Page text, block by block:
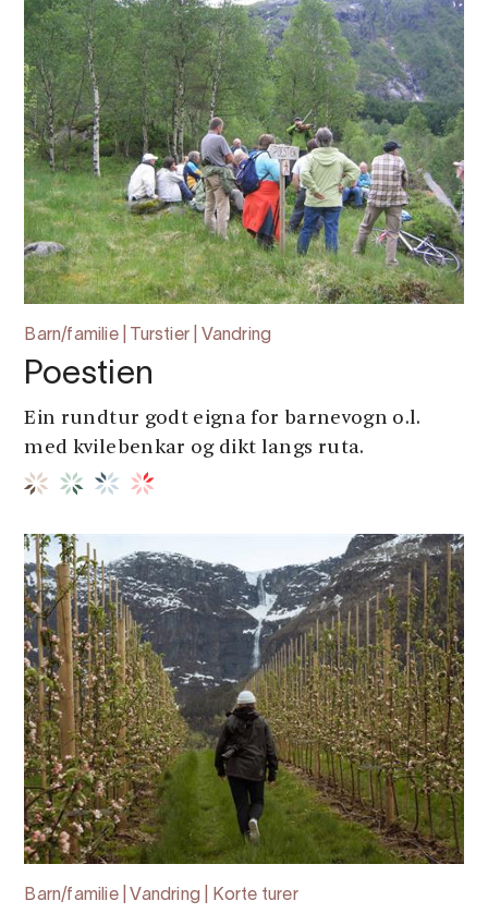
Barn/familie | Turstier | Vandring
Poestien
Ein rundtur godt eigna for barnevogn o.l.
med kvilebenkar og dikt langs ruta.
Barn/familie | Vandring | Korte turer